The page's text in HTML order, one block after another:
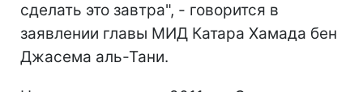
сделать это завтра", - говорится в
заявлении главы МИД Катара Хамада бен
Джасема аль-Тани.